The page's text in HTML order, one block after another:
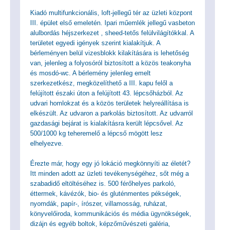
Kiadó multifunkcionális, loft-jellegű tér az üzleti központ
III. épület első emeletén. Ipari műemlék jellegű vasbeton
alulbordás héjszerkezet , sheed-tetős felülvilágítókkal. A
területet egyedi igények szerint kialakítjuk. A
bérleményen belül vizesblokk kilakítására is lehetőség
van, jelenleg a folyosóról biztosított a közös teakonyha
és mosdó-wc. A bérlemény jelenleg emelt
szerkezetkész, megközelíthető a III. kapu felől a
felújított északi úton a felújított 43. lépcsőházból. Az
udvari homlokzat és a közös területek helyreállítása is
elkészült. Az udvaron a parkolás biztosított. Az udvarról
gazdasági bejárat is kialakításra került lépcsővel. Az
500/1000 kg teheremelő a lépcső mögött lesz
elhelyezve.
Érezte már, hogy egy jó lokáció megkönnyíti az életét?
Itt minden adott az üzleti tevékenységéhez, sőt még a
szabadidő eltöltéséhez is. 500 férőhelyes parkoló,
éttermek, kávézók, bio- és gluténmentes pékségek,
nyomdák, papír-, írószer, villamosság, ruházat,
könyvelőiroda, kommunikációs és média ügynökségek,
dizájn és egyéb boltok, képzőművészeti galéria,